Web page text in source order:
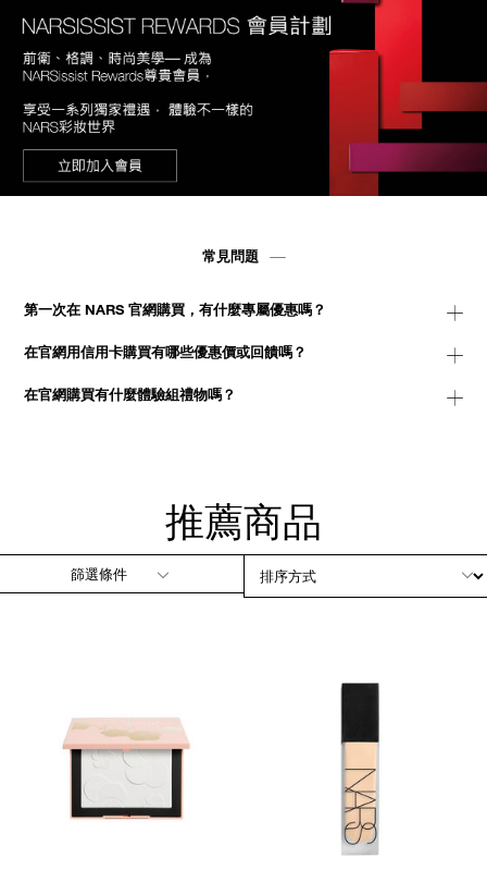
常見問題
第一次在 NARS 官網購買，有什麼專屬優惠嗎？
在官網用信用卡購買有哪些優惠價或回饋嗎？
在官網購買有什麼體驗組禮物嗎？
推薦商品
篩選條件